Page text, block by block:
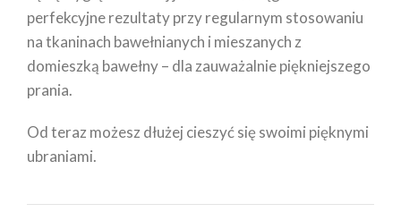
perfekcyjne rezultaty przy regularnym stosowaniu
na tkaninach bawełnianych i mieszanych z
domieszką bawełny – dla zauważalnie piękniejszego
prania.
Od teraz możesz dłużej cieszyć się swoimi pięknymi
ubraniami.